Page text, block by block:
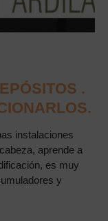
.
instalaciones
aprende a
es muy
y